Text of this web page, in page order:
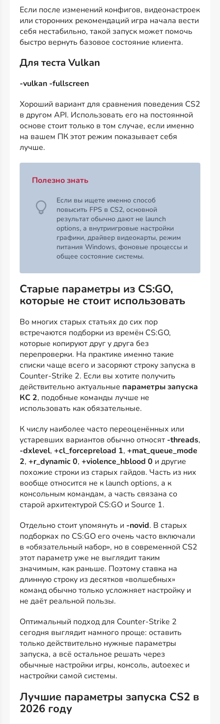
Если после изменений конфигов, видеонастроек
или сторонних рекомендаций игра начала вести
себя нестабильно, такой запуск может помочь
быстро вернуть базовое состояние клиента.
Для теста Vulkan
-vulkan -fullscreen
Хороший вариант для сравнения поведения CS2
в другом API. Использовать его на постоянной
основе стоит только в том случае, если именно
на вашем ПК этот режим показывает себя
лучше.
Полезно знать
Если вы ищете именно способ
повысить FPS в CS2, основной
результат обычно дают не launch
options, а внутриигровые настройки
графики, драйвер видеокарты, режим
питания Windows, фоновые процессы и
общее состояние системы.
Старые параметры из CS:GO,
которые не стоит использовать
Во многих старых статьях до сих пор
встречаются подборки из времён CS:GO,
которые копируют друг у друга без
перепроверки. На практике именно такие
списки чаще всего и засоряют строку запуска в
Counter-Strike 2. Если вы хотите получить
действительно актуальные параметры запуска
КС 2, подобные команды лучше не
использовать как обязательные.
К числу наиболее часто переоценённых или
устаревших вариантов обычно относят -threads,
-dxlevel, +cl_forcepreload 1, +mat_queue_mode
2, +r_dynamic 0, +violence_hblood 0 и другие
похожие строки из старых гайдов. Часть из них
вообще относится не к launch options, а к
консольным командам, а часть связана со
старой архитектурой CS:GO и Source 1.
Отдельно стоит упомянуть и -novid. В старых
подборках по CS:GO его очень часто включали
в «обязательный набор», но в современной CS2
этот параметр уже не выглядит таким
значимым, как раньше. Поэтому ставка на
длинную строку из десятков «волшебных»
команд обычно только усложняет настройку и
не даёт реальной пользы.
Оптимальный подход для Counter-Strike 2
сегодня выглядит намного проще: оставить
только действительно нужные параметры
запуска, а всё остальное решать через
обычные настройки игры, консоль, autoexec и
настройки самой системы.
Лучшие параметры запуска CS2 в
2026 году